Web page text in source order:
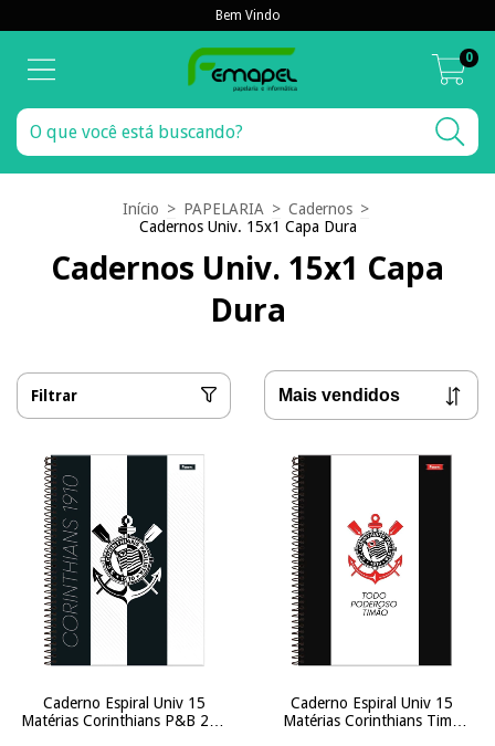
Bem Vindo
0
Início > PAPELARIA > Cadernos >
Cadernos Univ. 15x1 Capa Dura
Cadernos Univ. 15x1 Capa
Dura
Filtrar
Caderno Espiral Univ 15
Matérias Corinthians P&B 240
Caderno Espiral Univ 15
Matérias Corinthians Time